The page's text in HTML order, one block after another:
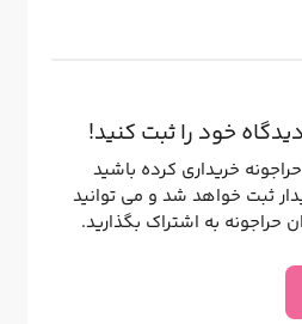
خود را ثبت کنید!
خریداری کرده باشید
ثبت خواهد شد و می توانید
حراجونه به اشتراک بگذارید.